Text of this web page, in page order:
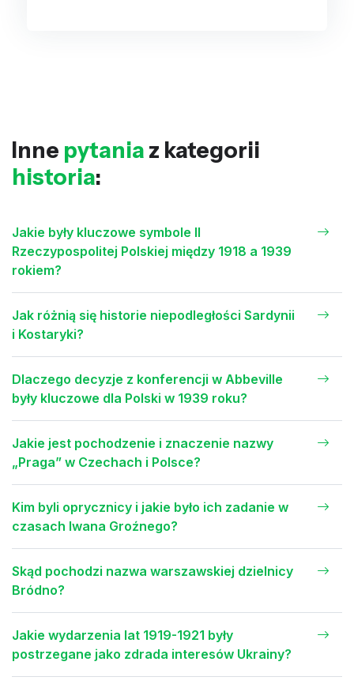
Inne pytania z kategorii
historia:
Jakie były kluczowe symbole II
Rzeczypospolitej Polskiej między 1918 a 1939
rokiem?
Jak różnią się historie niepodległości Sardynii
i Kostaryki?
Dlaczego decyzje z konferencji w Abbeville
były kluczowe dla Polski w 1939 roku?
Jakie jest pochodzenie i znaczenie nazwy
„Praga” w Czechach i Polsce?
Kim byli oprycznicy i jakie było ich zadanie w
czasach Iwana Groźnego?
Skąd pochodzi nazwa warszawskiej dzielnicy
Bródno?
Jakie wydarzenia lat 1919-1921 były
postrzegane jako zdrada interesów Ukrainy?